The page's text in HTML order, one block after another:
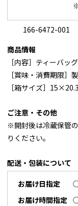
166-6472-001
商品情報
［内容］ティーバッ
［賞味・消費期限］
［箱サイズ］
ご注意・その他
※開封後は冷蔵保管
りください。
配送・包装について
お届け日指定
お届け時間指定